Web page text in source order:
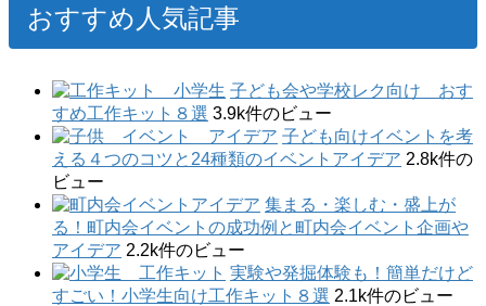
おすすめ人気記事
子ども会や学校レク向け おす
すめ工作キット８選 3.9k件のビュー
子ども向けイベントを考
える４つのコツと24種類のイベントアイデア 2.8k件の
ビュー
集まる・楽しむ・盛上が
る！町内会イベントの成功例と町内会イベント企画や
アイデア 2.2k件のビュー
実験や発掘体験も！簡単だけど
すごい！小学生向け工作キット８選 2.1k件のビュー